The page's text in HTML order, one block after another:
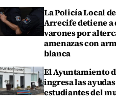
La Policía Local de
Arrecife detiene a
varones por
amenazas con
blanca
El Ayuntamiento
ingresa las
estudiantes del